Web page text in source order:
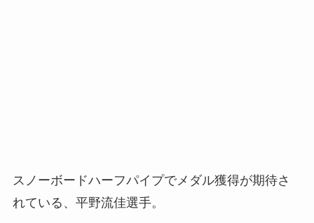
スノーボードハーフパイプでメダル獲得が期待さ
れている、平野流佳選手。